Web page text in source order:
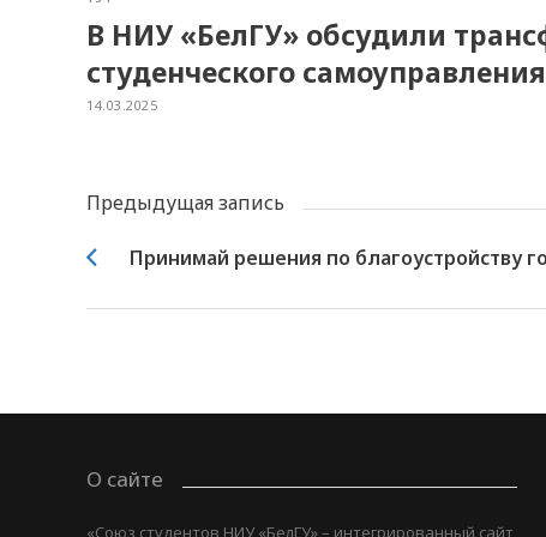
В НИУ «БелГУ» обсудили
студенческого самоуправления
14.03.2025
Предыдущая запись
Принимай решения по благоустройству
О сайте
«Союз студентов НИУ «БелГУ» – интегрированный сайт